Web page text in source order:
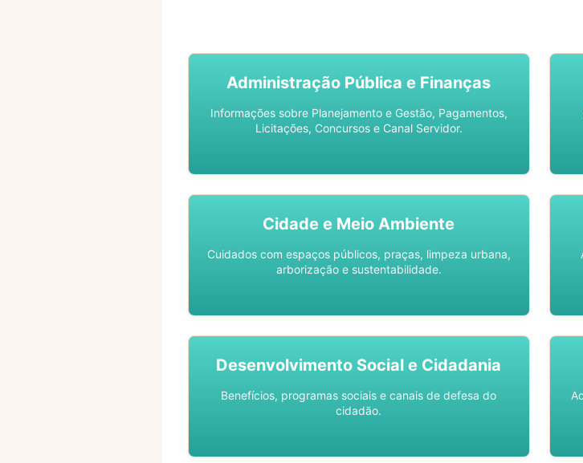
Administração Pública e Finanças
Informações sobre Planejamento e Gestão, Pagamentos,
Licitações, Concursos e Canal Servidor.
Cidade e Meio Ambiente
Cuidados com espaços públicos, praças, limpeza urbana,
arborização e sustentabilidade.
Desenvolvimento Social e Cidadania
Benefícios, programas sociais e canais de defesa do
cidadão.